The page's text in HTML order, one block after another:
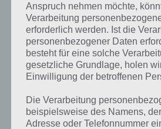
Kurze Begriffserklärung
Anspruch nehmen möchte,
Verarbeitung
erforderlich werden. Ist die
personenbezogener Daten
besteht für eine solche
gesetzliche Grundlage, holen
Einwilligung der betroffenen
Die Verarbeitung
beispielsweise des Namens,
Adresse oder Telefonnummer